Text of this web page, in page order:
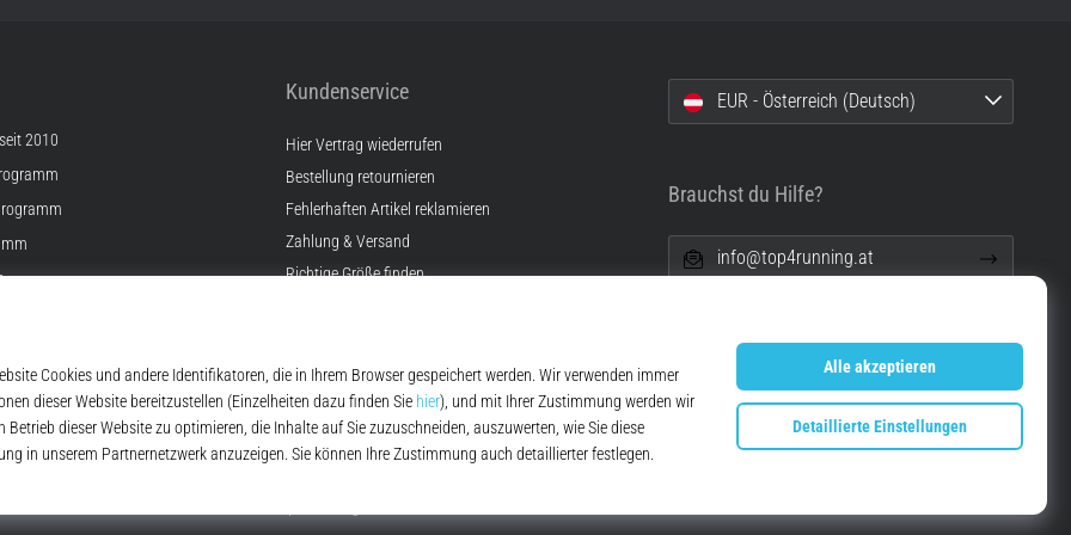
2010
Kundenservice
Hier Vertrag wiederrufen
Bestellung retournieren
Fehlerhaften Artikel reklamieren
Zahlung & Versand
Richtige Größe finden
Widerrufsrecht
Datenschutzerklärung
EUR - Österreich (Deutsch)
Brauchst du Hilfe?
info@top4running.at